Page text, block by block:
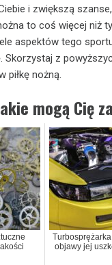
i zwiększą
to coś więcej niż
aspektów tego
Skorzystaj z
piłkę nożną.
mogą Cię
objawy jej